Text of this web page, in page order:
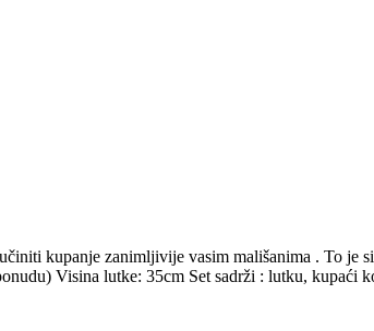
kupanje zanimljivije vasim mališanima . To je
Visina lutke: 35cm Set sadrži : lutku, kupaći